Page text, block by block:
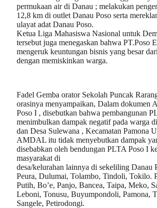
permukaan air di Danau ; melakukan
12,8 km di outlet Danau Poso serta
ulayat adat Danau Poso.
Ketua Liga Mahasiswa Nasional untuk
tersebut juga menegaskan bahwa PT.Poso
mengeruk keuntungan bisnis yang besar
dengan memiskinkan warga.
Fadel Gemba orator Sekolah Puncak
orasinya menyampaikan, Dalam dokumen
Poso I , disebutkan bahwa pembangunan
menimbulkan dampak negatif pada warga
dan Desa Sulewana , Kecamatan Pamona
AMDAL itu tidak menyebutkan dampak
disebabkan oleh bendungan PLTA Poso I
masyarakat di
desa/kelurahan lainnya di sekeliling Danau
Peura, Dulumai, Tolambo, Tindoli, Tokilo.
Putih, Bo’e, Panjo, Bancea, Taipa, Meko,
Leboni, Tonusu, Buyumpondoli, Pamona,
Sangele, Petirodongi.